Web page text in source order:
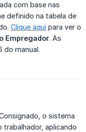
com base nas
definido na tabela de
Clique aqui para ver o
Empregador. As
do manual.
o sistema
trabalhador, aplicando